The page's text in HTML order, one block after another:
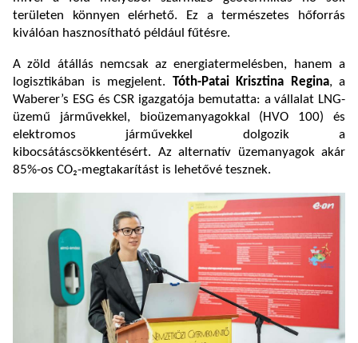
területen könnyen elérhető. Ez a természetes hőforrás
kiválóan hasznosítható például fűtésre.
A zöld átállás nemcsak az energiatermelésben, hanem a
logisztikában is megjelent. Tóth-Patai Krisztina Regina, a
Waberer’s ESG és CSR igazgatója bemutatta: a vállalat LNG-
üzemű járművekkel, bioüzemanyagokkal (HVO 100) és
elektromos járművekkel dolgozik a
kibocsátáscsökkentésért. Az alternatív üzemanyagok akár
85%-os CO₂-megtakarítást is lehetővé tesznek.